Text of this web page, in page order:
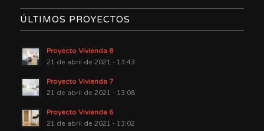
ÚLTIMOS PROYECTOS
Proyecto Vivienda 8
21 de abril de 2021 - 13:43
Proyecto Vivienda 7
21 de abril de 2021 - 13:08
Proyecto Vivienda 6
21 de abril de 2021 - 13:02